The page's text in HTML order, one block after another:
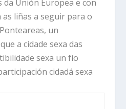
Unión Europea e con
liñas a seguir para o
un
a cidade sexa das
sexa un fío
cidadá sexa